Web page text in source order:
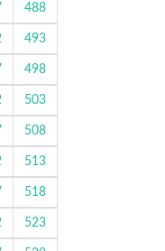
488
493
498
503
508
513
518
523